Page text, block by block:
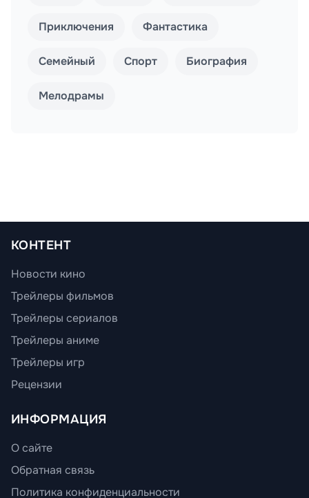
Приключения Фантастика
Семейный Спорт Биография
Мелодрамы
КОНТЕНТ
Новости кино
Трейлеры фильмов
Трейлеры сериалов
Трейлеры аниме
Трейлеры игр
Рецензии
ИНФОРМАЦИЯ
О сайте
Обратная связь
Политика конфиденциальности